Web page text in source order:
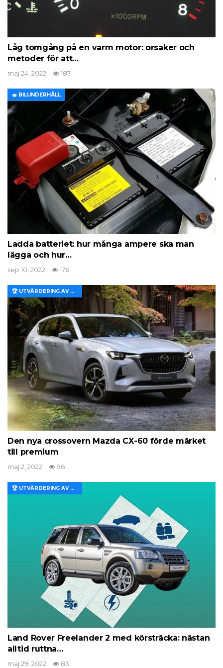
Låg tomgång på en varm motor: orsaker och
metoder för att…
maj 24, 2022 187
🧽 BILUNDERHÅLL
Ladda batteriet: hur många ampere ska man
lägga och hur…
sep 10, 2022 176
🏆 UTVÄRDERING AV EGENSKAPER OCH VÄRDE
Den nya crossovern Mazda CX-60 förde märket
till premium
maj 2, 2022 96
🏆 UTVÄRDERING AV EGENSKAPER OCH VÄRDE
Land Rover Freelander 2 med körsträcka: nästan
alltid ruttna…
maj 29, 2022 83